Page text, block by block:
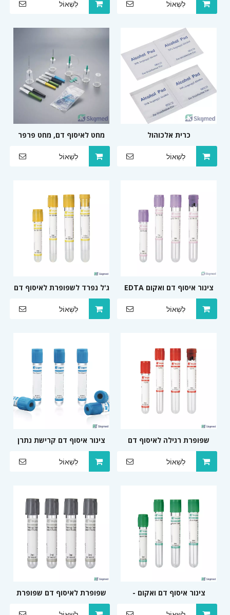
0.5 מ'ל, 0.8 מ'ללִשְׁאוֹל לִשְׁאוֹל
כרית אלכוהול
לִשְׁאוֹל
מחט לאיסוף דם, מחט פרפר
לִשְׁאוֹל
צינור איסוף דם ואקום EDTA
K3 דגימת דם נגד קרישה
לִשְׁאוֹל
ג'ל נפרד לשפופרת לאיסוף דם
לִשְׁאוֹל
שפופרת רגילה לאיסוף דם
לִשְׁאוֹל
צינור איסוף דם קרישת נתרן
ציטראט 3.2% או 3.8%
לִשְׁאוֹל
צינור איסוף דם ואקום -
שפופרת לאיסוף דם שפופרת